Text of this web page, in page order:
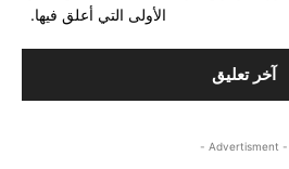
الأولى التي أعلق فيها.
- Advertisment -